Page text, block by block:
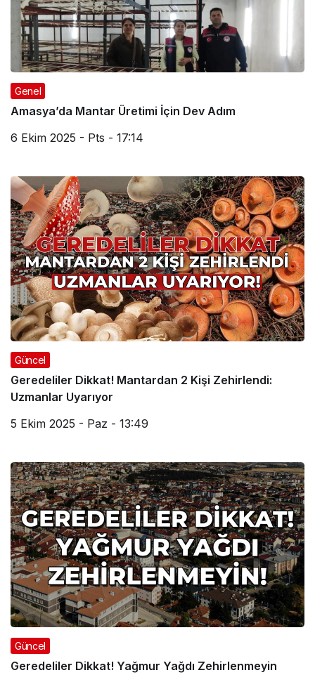
Genel
Amasya’da Mantar Üretimi İçin Dev Adım
6 Ekim 2025 - Pts - 17:14
Güncel
Geredeliler Dikkat! Mantardan 2 Kişi Zehirlendi:
Uzmanlar Uyarıyor
5 Ekim 2025 - Paz - 13:49
Güncel
Geredeliler Dikkat! Yağmur Yağdı Zehirlenmeyin